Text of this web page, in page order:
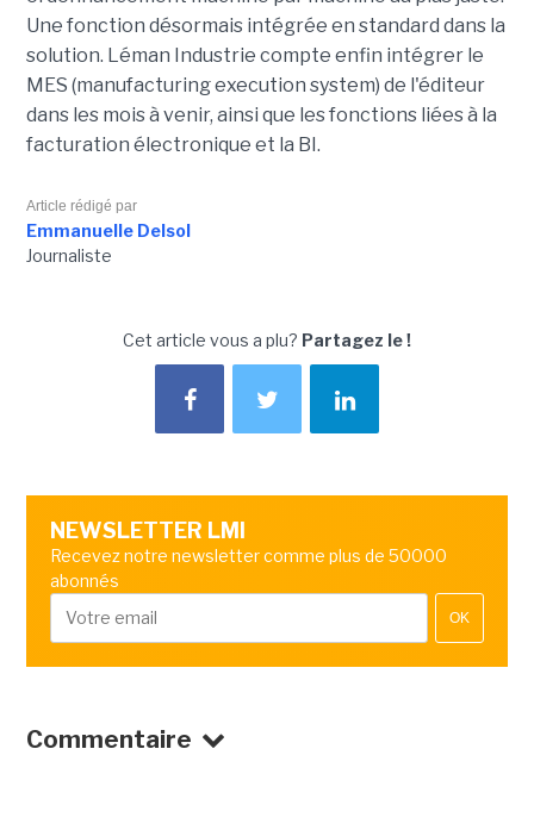
Une fonction désormais intégrée en standard dans la
solution. Léman Industrie compte enfin intégrer le
MES (manufacturing execution system) de l'éditeur
dans les mois à venir, ainsi que les fonctions liées à la
facturation électronique et la BI.
Article rédigé par
Emmanuelle Delsol
Journaliste
Cet article vous a plu? Partagez le !
NEWSLETTER LMI
Recevez notre newsletter comme plus de 50000
abonnés
OK
Commentaire